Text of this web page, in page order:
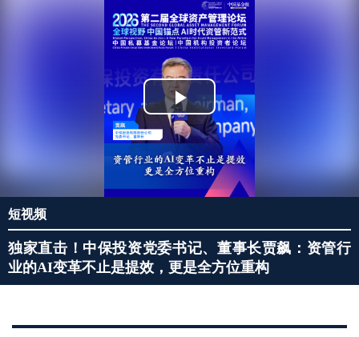
Play
Video
短视频
独家直击！中保投资党委书记、董事长贾飙：资管行
业的AI变革不止是提效，更是全方位重构